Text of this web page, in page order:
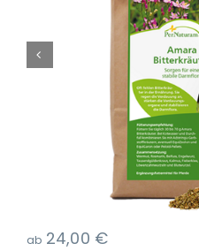
ab 24,00 €